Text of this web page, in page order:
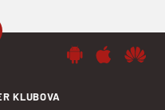
KLUBOVA